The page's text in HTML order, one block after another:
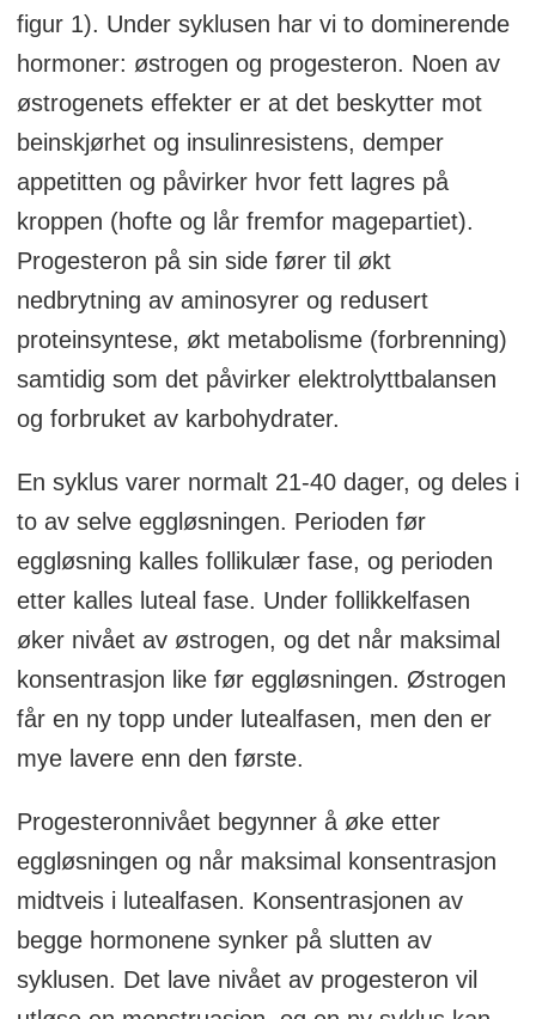
figur 1). Under syklusen har vi to dominerende
hormoner: østrogen og progesteron. Noen av
østrogenets effekter er at det beskytter mot
beinskjørhet og insulinresistens, demper
appetitten og påvirker hvor fett lagres på
kroppen (hofte og lår fremfor magepartiet).
Progesteron på sin side fører til økt
nedbrytning av aminosyrer og redusert
proteinsyntese, økt metabolisme (forbrenning)
samtidig som det påvirker elektrolyttbalansen
og forbruket av karbohydrater.
En syklus varer normalt 21-40 dager, og deles i
to av selve eggløsningen. Perioden før
eggløsning kalles follikulær fase, og perioden
etter kalles luteal fase. Under follikkelfasen
øker nivået av østrogen, og det når maksimal
konsentrasjon like før eggløsningen. Østrogen
får en ny topp under lutealfasen, men den er
mye lavere enn den første.
Progesteronnivået begynner å øke etter
eggløsningen og når maksimal konsentrasjon
midtveis i lutealfasen. Konsentrasjonen av
begge hormonene synker på slutten av
syklusen. Det lave nivået av progesteron vil